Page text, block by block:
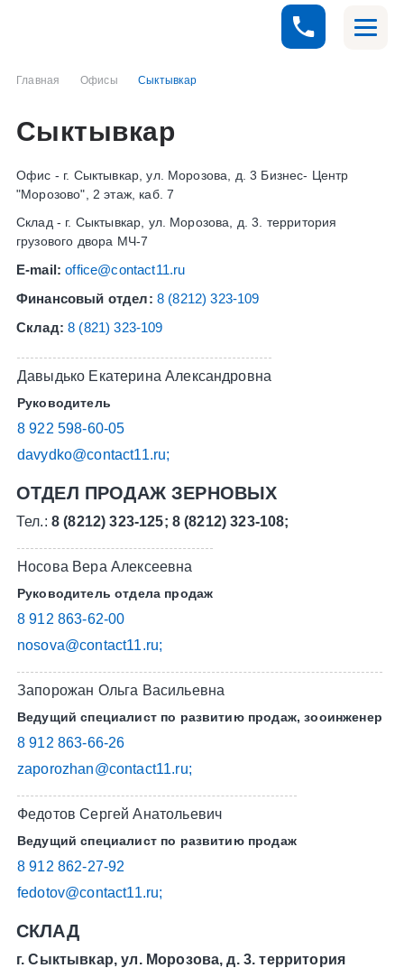
Главная Офисы Сыктывкар
Сыктывкар
Офис - г. Сыктывкар, ул. Морозова, д. 3 Бизнес- Центр
"Морозово", 2 этаж, каб. 7
Склад - г. Сыктывкар, ул. Морозова, д. 3. территория
грузового двора МЧ-7
E-mail: office@contact11.ru
Финансовый отдел: 8 (8212) 323-109
Склад: 8 (821) 323-109
Давыдько Екатерина Александровна
Руководитель
8 922 598-60-05
davydko@contact11.ru;
ОТДЕЛ ПРОДАЖ ЗЕРНОВЫХ
Тел.: 8 (8212) 323-125; 8 (8212) 323-108;
Носова Вера Алексеевна
Руководитель отдела продаж
8 912 863-62-00
nosova@contact11.ru;
Запорожан Ольга Васильевна
Ведущий специалист по развитию продаж, зооинженер
8 912 863-66-26
zaporozhan@contact11.ru;
Федотов Сергей Анатольевич
Ведущий специалист по развитию продаж
8 912 862-27-92
fedotov@contact11.ru;
СКЛАД
г. Сыктывкар, ул. Морозова, д. 3. территория